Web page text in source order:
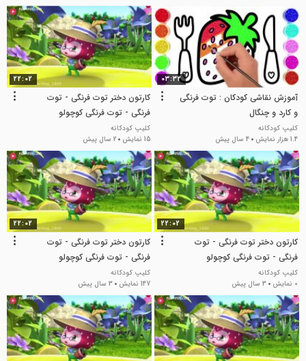
03:32
آموزش نقاشی کودکان : توت فرنگی
و کارد و چنگال
کلیپ کودکانه
1.4 هزار نمایش
4 سال پیش
22:02
کارتون دختر توت فرنگی - توت
فرنگی - توت فرنگی کوچولو
کلیپ کودکانه
15 نمایش
2 سال پیش
22:02
کارتون دختر توت فرنگی - توت
فرنگی - توت فرنگی کوچولو
کلیپ کودکانه
0 نمایش
3 سال پیش
22:02
کارتون دختر توت فرنگی - توت
فرنگی - توت فرنگی کوچولو
کلیپ کودکانه
147 نمایش
3 سال پیش